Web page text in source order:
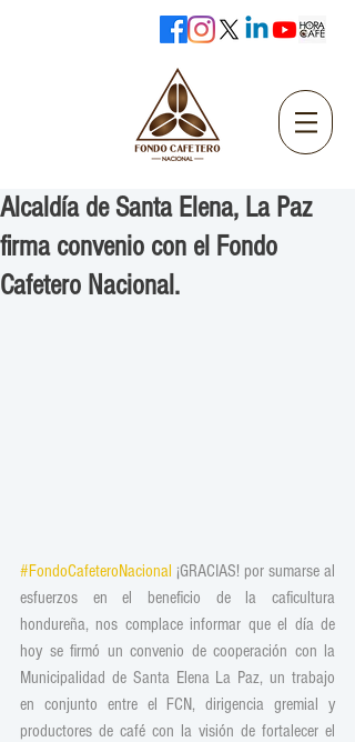
Alcaldía de Santa Elena, La Paz
firma convenio con el Fondo
Cafetero Nacional.
#FondoCafeteroNacional ¡GRACIAS! por sumarse al
esfuerzos en el beneficio de la caficultura
hondureña, nos complace informar que el día de
hoy se firmó un convenio de cooperación con la
Municipalidad de Santa Elena La Paz, un trabajo
en conjunto entre el FCN, dirigencia gremial y
productores de café con la visión de fortalecer el